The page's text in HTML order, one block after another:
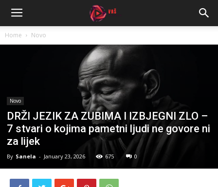
Home Novo
Novo
DRŽI JEZIK ZA ZUBIMA I IZBJEGNI ZLO –
7 stvari o kojima pametni ljudi ne govore ni
za lijek
By Sanela - January 23, 2026 675 0